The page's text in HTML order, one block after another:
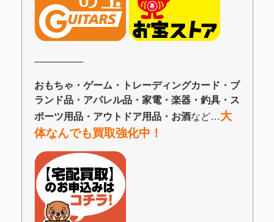
―――――
おもちゃ・ゲーム・トレーディングカード・ブ
ランド品・アパレル品・家電・楽器・釣具・ス
ポーツ用品・アウトドア用品・お酒など…大
体なんでも買取強化中！